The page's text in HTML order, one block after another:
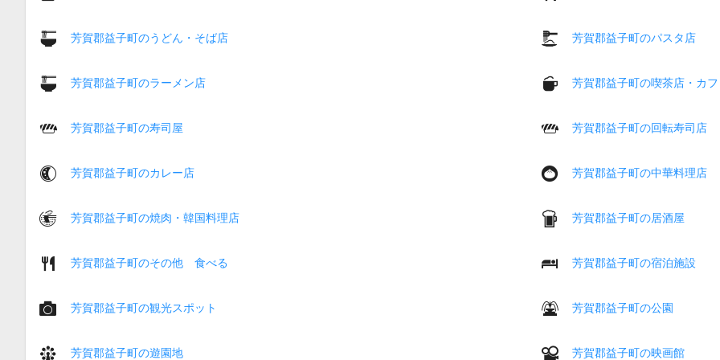
芳賀郡益子町のうどん・そば店 芳賀郡益子町のパスタ店
芳賀郡益子町のラーメン店 芳賀郡益子町の喫茶店・カ
芳賀郡益子町の寿司屋 芳賀郡益子町の回転寿司店
芳賀郡益子町のカレー店 芳賀郡益子町の中華料理店
芳賀郡益子町の焼肉・韓国料理店 芳賀郡益子町の居酒屋
芳賀郡益子町のその他 食べる 芳賀郡益子町の宿泊施設
芳賀郡益子町の観光スポット 芳賀郡益子町の公園
芳賀郡益子町の遊園地 芳賀郡益子町の映画館